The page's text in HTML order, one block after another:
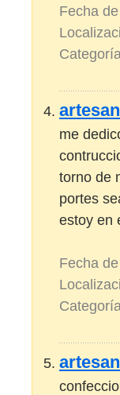
Fecha
me
torno de
portes
estoy en
Fecha